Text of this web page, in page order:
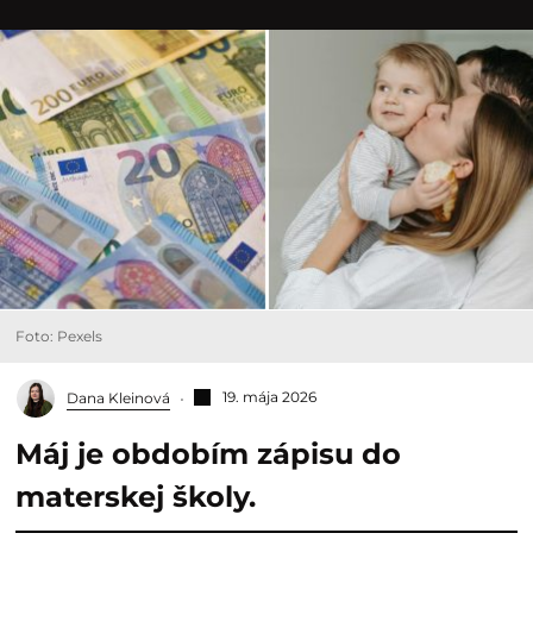
Foto: Pexels
Dana Kleinová 19. mája 2026
Máj je obdobím zápisu do
materskej školy.